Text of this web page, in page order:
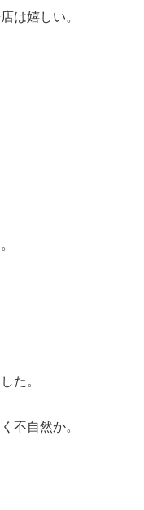
は嬉しい。
た。
不自然か。